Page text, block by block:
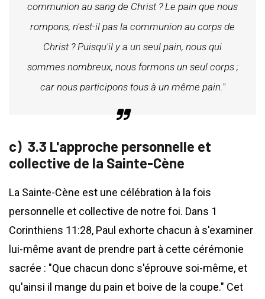
communion au sang de Christ ? Le pain que nous
rompons, n'est-il pas la communion au corps de
Christ ? Puisqu'il y a un seul pain, nous qui
sommes nombreux, nous formons un seul corps ;
car nous participons tous à un même pain."
3.3 L'approche personnelle et
collective de la Sainte-Cène
La Sainte-Cène est une célébration à la fois
personnelle et collective de notre foi. Dans 1
Corinthiens 11:28, Paul exhorte chacun à s'examiner
lui-même avant de prendre part à cette cérémonie
sacrée : "Que chacun donc s'éprouve soi-même, et
qu'ainsi il mange du pain et boive de la coupe." Cet